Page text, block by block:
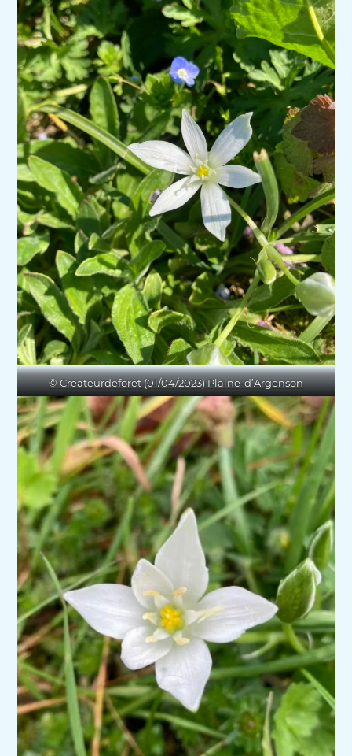
© Créateurdeforêt (01/04/2023) Plaine-d’Argenson